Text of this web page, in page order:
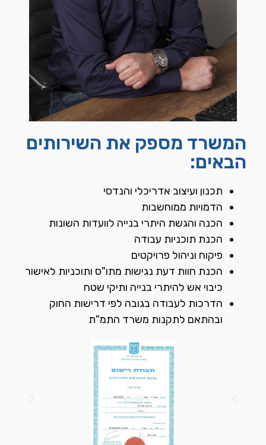
המשרד מספק את השירותים
הבאים:
תכנון ועיצוב אדריכלי והנדסי
הדמויות ממוחשבות
הכנה והגשת היתרי בנייה לוועדות השונות
הכנת תוכניות עבודה
פיקוח וניהול פרויקטים
הכנת חוות דעת נגישות מתו"ס ותוכניות לאישור
כיבוי אש להיתרי בנייה ותיקי שטח
הדרכות לעבודה בגובה לפי דרישות החוק
ובהתאם לתקנות משרד התמ"ת